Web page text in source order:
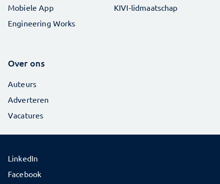
Mobiele App
Engineering Works
KIVI-lidmaatschap
Over ons
Auteurs
Adverteren
Vacatures
LinkedIn
Facebook